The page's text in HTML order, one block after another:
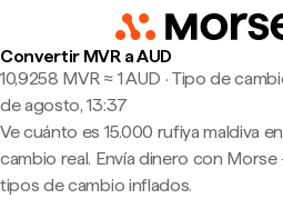
Convertir MVR a AUD
10,9258 MVR ≈ 1 AUD · Tipo de
de agosto, 13:37
Ve cuánto es 15.000 rufiya maldiva
cambio real. Envía dinero con
tipos de cambio inflados.